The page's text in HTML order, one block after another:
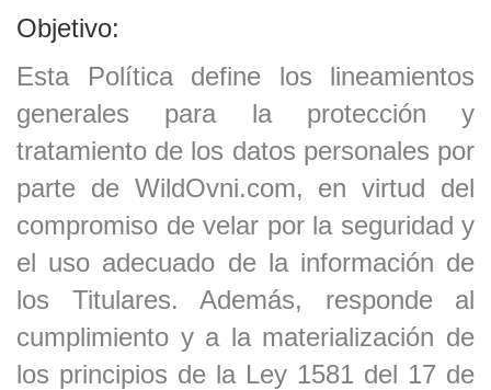
Objetivo:
Esta Política define los lineamientos
generales para la protección y
tratamiento de los datos personales por
parte de WildOvni.com, en virtud del
compromiso de velar por la seguridad y
el uso adecuado de la información de
los Titulares. Además, responde al
cumplimiento y a la materialización de
los principios de la Ley 1581 del 17 de